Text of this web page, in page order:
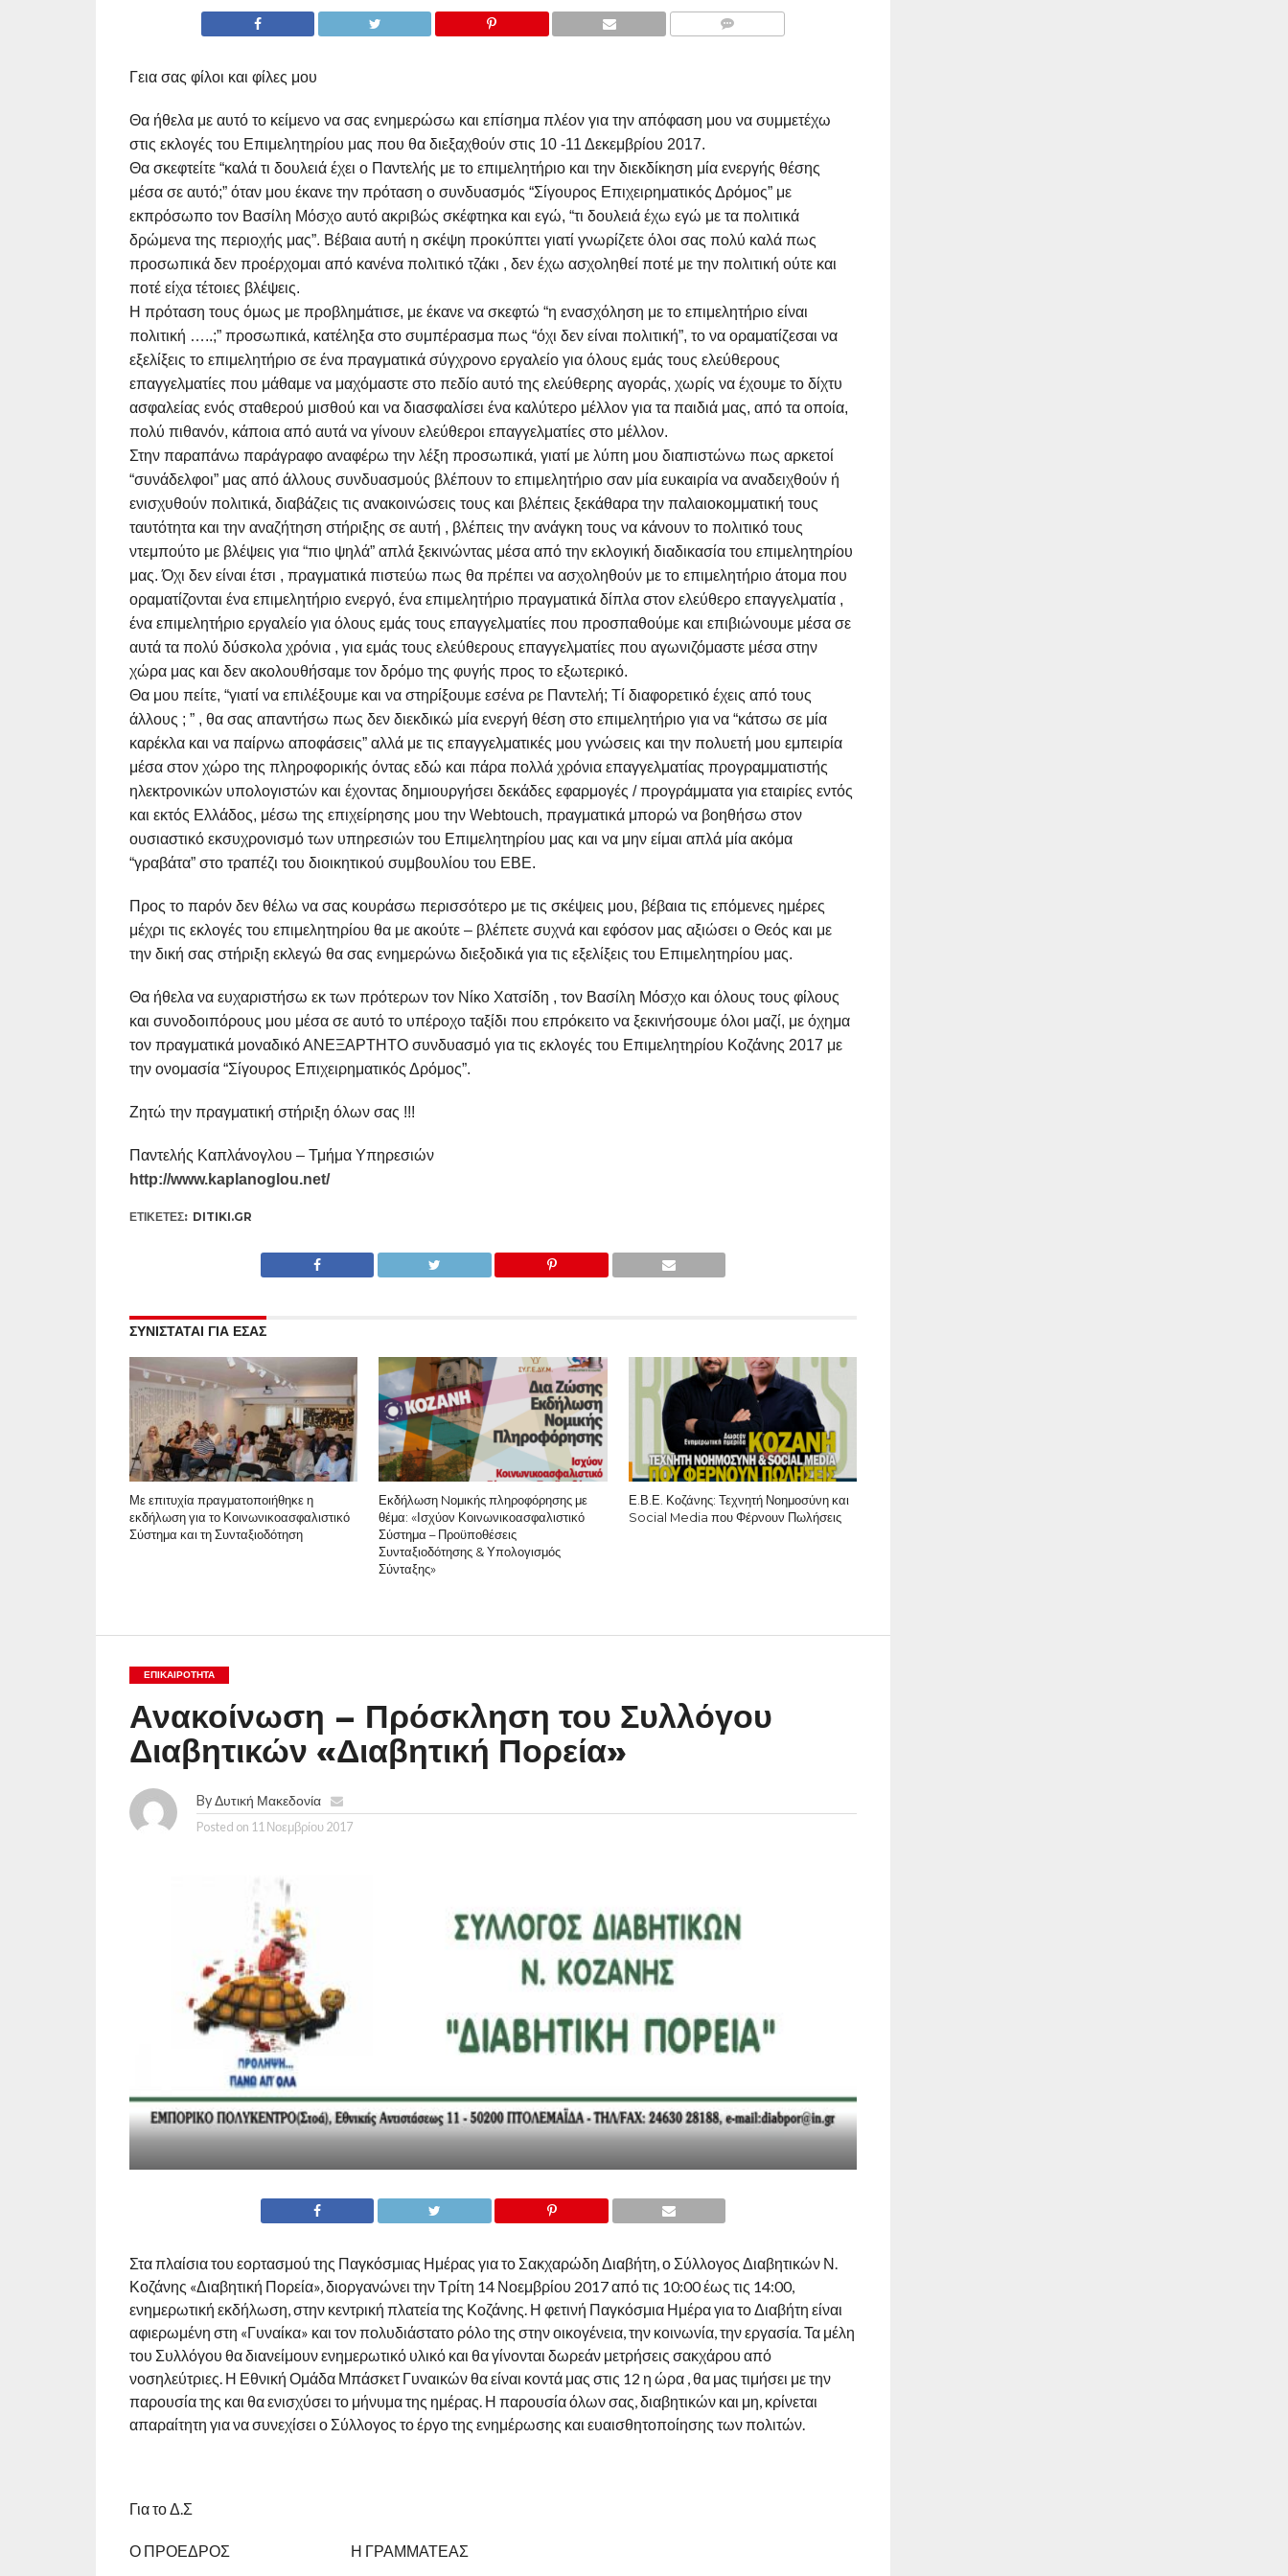
Γεια σας φίλοι και φίλες μου
Θα ήθελα με αυτό το κείμενο να σας ενημερώσω και επίσημα πλέον για την απόφαση μου να συμμετέχω
στις εκλογές του Επιμελητηρίου μας που θα διεξαχθούν στις 10 -11 Δεκεμβρίου 2017.
Θα σκεφτείτε “καλά τι δουλειά έχει ο Παντελής με το επιμελητήριο και την διεκδίκηση μία ενεργής θέσης
μέσα σε αυτό;” όταν μου έκανε την πρόταση ο συνδυασμός “Σίγουρος Επιχειρηματικός Δρόμος” με
εκπρόσωπο τον Βασίλη Μόσχο αυτό ακριβώς σκέφτηκα και εγώ, “τι δουλειά έχω εγώ με τα πολιτικά
δρώμενα της περιοχής μας”. Βέβαια αυτή η σκέψη προκύπτει γιατί γνωρίζετε όλοι σας πολύ καλά πως
προσωπικά δεν προέρχομαι από κανένα πολιτικό τζάκι , δεν έχω ασχοληθεί ποτέ με την πολιτική ούτε και
ποτέ είχα τέτοιες βλέψεις.
Η πρόταση τους όμως με προβλημάτισε, με έκανε να σκεφτώ “η ενασχόληση με το επιμελητήριο είναι
πολιτική …..;” προσωπικά, κατέληξα στο συμπέρασμα πως “όχι δεν είναι πολιτική”, το να οραματίζεσαι να
εξελίξεις το επιμελητήριο σε ένα πραγματικά σύγχρονο εργαλείο για όλους εμάς τους ελεύθερους
επαγγελματίες που μάθαμε να μαχόμαστε στο πεδίο αυτό της ελεύθερης αγοράς, χωρίς να έχουμε το δίχτυ
ασφαλείας ενός σταθερού μισθού και να διασφαλίσει ένα καλύτερο μέλλον για τα παιδιά μας, από τα οποία,
πολύ πιθανόν, κάποια από αυτά να γίνουν ελεύθεροι επαγγελματίες στο μέλλον.
Στην παραπάνω παράγραφο αναφέρω την λέξη προσωπικά, γιατί με λύπη μου διαπιστώνω πως αρκετοί
“συνάδελφοι” μας από άλλους συνδυασμούς βλέπουν το επιμελητήριο σαν μία ευκαιρία να αναδειχθούν ή
ενισχυθούν πολιτικά, διαβάζεις τις ανακοινώσεις τους και βλέπεις ξεκάθαρα την παλαιοκομματική τους
ταυτότητα και την αναζήτηση στήριξης σε αυτή , βλέπεις την ανάγκη τους να κάνουν το πολιτικό τους
ντεμπούτο με βλέψεις για “πιο ψηλά” απλά ξεκινώντας μέσα από την εκλογική διαδικασία του επιμελητηρίου
μας. Όχι δεν είναι έτσι , πραγματικά πιστεύω πως θα πρέπει να ασχοληθούν με το επιμελητήριο άτομα που
οραματίζονται ένα επιμελητήριο ενεργό, ένα επιμελητήριο πραγματικά δίπλα στον ελεύθερο επαγγελματία ,
ένα επιμελητήριο εργαλείο για όλους εμάς τους επαγγελματίες που προσπαθούμε και επιβιώνουμε μέσα σε
αυτά τα πολύ δύσκολα χρόνια , για εμάς τους ελεύθερους επαγγελματίες που αγωνιζόμαστε μέσα στην
χώρα μας και δεν ακολουθήσαμε τον δρόμο της φυγής προς το εξωτερικό.
Θα μου πείτε, “γιατί να επιλέξουμε και να στηρίξουμε εσένα ρε Παντελή; Τί διαφορετικό έχεις από τους
άλλους ; ” , θα σας απαντήσω πως δεν διεκδικώ μία ενεργή θέση στο επιμελητήριο για να “κάτσω σε μία
καρέκλα και να παίρνω αποφάσεις” αλλά με τις επαγγελματικές μου γνώσεις και την πολυετή μου εμπειρία
μέσα στον χώρο της πληροφορικής όντας εδώ και πάρα πολλά χρόνια επαγγελματίας προγραμματιστής
ηλεκτρονικών υπολογιστών και έχοντας δημιουργήσει δεκάδες εφαρμογές / προγράμματα για εταιρίες εντός
και εκτός Ελλάδος, μέσω της επιχείρησης μου την Webtouch, πραγματικά μπορώ να βοηθήσω στον
ουσιαστικό εκσυχρονισμό των υπηρεσιών του Επιμελητηρίου μας και να μην είμαι απλά μία ακόμα
“γραβάτα” στο τραπέζι του διοικητικού συμβουλίου του ΕΒΕ.
Προς το παρόν δεν θέλω να σας κουράσω περισσότερο με τις σκέψεις μου, βέβαια τις επόμενες ημέρες
μέχρι τις εκλογές του επιμελητηρίου θα με ακούτε – βλέπετε συχνά και εφόσον μας αξιώσει ο Θεός και με
την δική σας στήριξη εκλεγώ θα σας ενημερώνω διεξοδικά για τις εξελίξεις του Επιμελητηρίου μας.
Θα ήθελα να ευχαριστήσω εκ των πρότερων τον Νίκο Χατσίδη , τον Βασίλη Μόσχο και όλους τους φίλους
και συνοδοιπόρους μου μέσα σε αυτό το υπέροχο ταξίδι που επρόκειτο να ξεκινήσουμε όλοι μαζί, με όχημα
τον πραγματικά μοναδικό ΑΝΕΞΑΡΤΗΤΟ συνδυασμό για τις εκλογές του Επιμελητηρίου Κοζάνης 2017 με
την ονομασία “Σίγουρος Επιχειρηματικός Δρόμος”.
Ζητώ την πραγματική στήριξη όλων σας !!!
Παντελής Καπλάνογλου – Τμήμα Υπηρεσιών
http://www.kaplanoglou.net/
ΕΤΙΚΕΤΕΣ: DITIKI.GR
ΣΥΝΙΣΤΑΤΑΙ ΓΙΑ ΕΣΑΣ
Με επιτυχία πραγματοποιήθηκε η
εκδήλωση για το Κοινωνικοασφαλιστικό
Σύστημα και τη Συνταξιοδότηση
Εκδήλωση Nομικής πληροφόρησης με
θέμα: «Ισχύον Κοινωνικοασφαλιστικό
Σύστημα – Προϋποθέσεις
Συνταξιοδότησης & Υπολογισμός
Σύνταξης»
Ε.Β.Ε. Κοζάνης: Τεχνητή Νοημοσύνη και
Social Media που Φέρνουν Πωλήσεις
ΕΠΙΚΑΙΡΟΤΗΤΑ
Ανακοίνωση – Πρόσκληση του Συλλόγου
Διαβητικών «Διαβητική Πορεία»
ByΔυτική Μακεδονία
Posted on 11 Νοεμβρίου 2017
Στα πλαίσια του εορτασμού της Παγκόσμιας Ημέρας για το Σακχαρώδη Διαβήτη, ο Σύλλογος Διαβητικών Ν.
Κοζάνης «Διαβητική Πορεία», διοργανώνει την Τρίτη 14 Νοεμβρίου 2017 από τις 10:00 έως τις 14:00,
ενημερωτική εκδήλωση, στην κεντρική πλατεία της Κοζάνης. Η φετινή Παγκόσμια Ημέρα για το Διαβήτη είναι
αφιερωμένη στη «Γυναίκα» και τον πολυδιάστατο ρόλο της στην οικογένεια, την κοινωνία, την εργασία. Τα μέλη
του Συλλόγου θα διανείμουν ενημερωτικό υλικό και θα γίνονται δωρεάν μετρήσεις σακχάρου από
νοσηλεύτριες. Η Εθνική Ομάδα Μπάσκετ Γυναικών θα είναι κοντά μας στις 12 η ώρα , θα μας τιμήσει με την
παρουσία της και θα ενισχύσει το μήνυμα της ημέρας. Η παρουσία όλων σας, διαβητικών και μη, κρίνεται
απαραίτητη για να συνεχίσει ο Σύλλογος το έργο της ενημέρωσης και ευαισθητοποίησης των πολιτών.
Για το Δ.Σ
Ο ΠΡΟΕΔΡΟΣ Η ΓΡΑΜΜΑΤΕΑΣ